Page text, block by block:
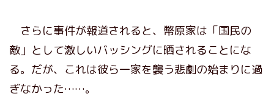
さらに事件が報道されると、幣原家は「国民の
敵」として激しいバッシングに晒されることにな
る。だが、これは彼ら一家を襲う悲劇の始まりに過
ぎなかった……。